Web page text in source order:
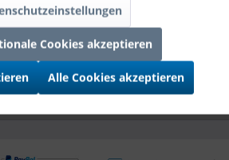
sind verfübar......mehr
Cookies akzeptieren
Alle Cookies akzeptieren